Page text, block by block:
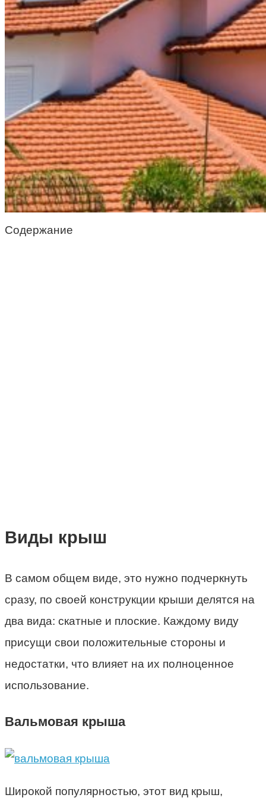
Содержание
Виды крыш
В самом общем виде, это нужно подчеркнуть
сразу, по своей конструкции крыши делятся на
два вида: скатные и плоские. Каждому виду
присущи свои положительные стороны и
недостатки, что влияет на их полноценное
использование.
Вальмовая крыша
Широкой популярностью, этот вид крыш,